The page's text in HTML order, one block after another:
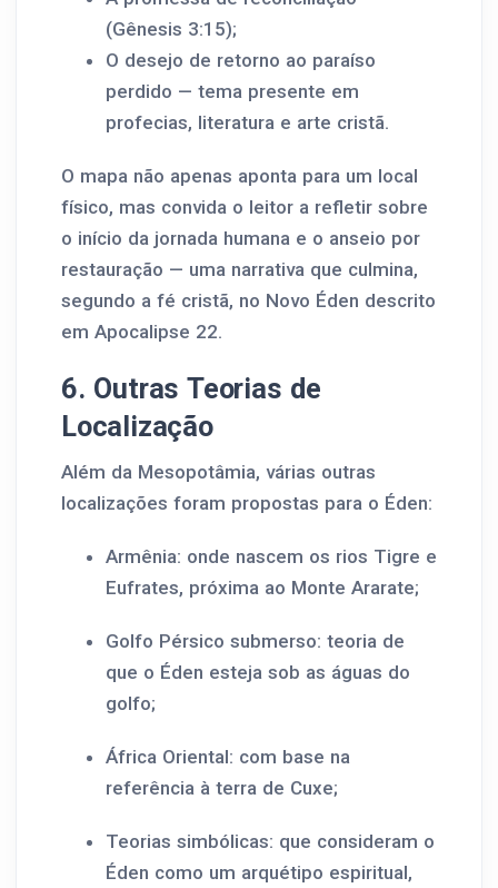
(Gênesis 3:15);
O desejo de retorno ao paraíso
perdido — tema presente em
profecias, literatura e arte cristã.
O mapa não apenas aponta para um local
físico, mas convida o leitor a refletir sobre
o início da jornada humana e o anseio por
restauração — uma narrativa que culmina,
segundo a fé cristã, no Novo Éden descrito
em Apocalipse 22.
6. Outras Teorias de
Localização
Além da Mesopotâmia, várias outras
localizações foram propostas para o Éden:
Armênia: onde nascem os rios Tigre e
Eufrates, próxima ao Monte Ararate;
Golfo Pérsico submerso: teoria de
que o Éden esteja sob as águas do
golfo;
África Oriental: com base na
referência à terra de Cuxe;
Teorias simbólicas: que consideram o
Éden como um arquétipo espiritual,